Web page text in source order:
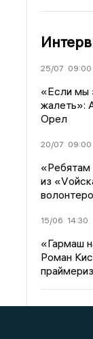
25/07 09:00
«Если мы
жалеть»:
Орел
20/07 09:00
«Ребятам
из
15/06 14:30
«Гармаш
Роман